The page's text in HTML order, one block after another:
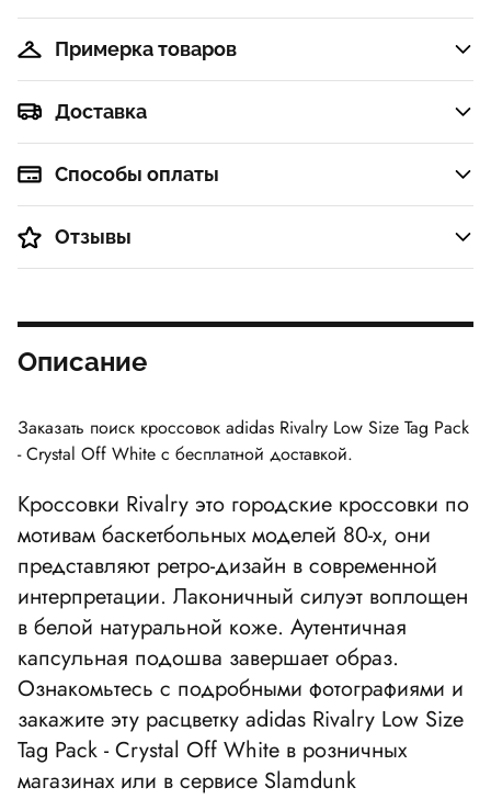
Примерка товаров
Доставка
Способы оплаты
Отзывы
Описание
Заказать поиск кроссовок adidas Rivalry Low Size Tag Pack
- Crystal Off White с бесплатной доставкой.
Кроссовки Rivalry это городские кроссовки по
мотивам баскетбольных моделей 80-х, они
представляют ретро-дизайн в современной
интерпретации. Лаконичный силуэт воплощен
в белой натуральной коже. Аутентичная
капсульная подошва завершает образ.
Ознакомьтесь с подробными фотографиями и
закажите эту расцветку adidas Rivalry Low Size
Tag Pack - Crystal Off White в розничных
магазинах или в сервисе Slamdunk